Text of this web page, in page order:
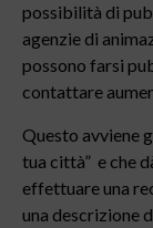
possibilità di
agenzie di
possono farsi
contattare
Questo avviene
tua città” e che
effettuare una
una descrizione